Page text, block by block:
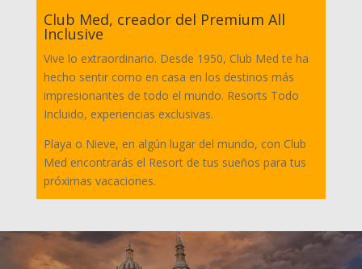
Club Med, creador del Premium All
Inclusive
Vive lo extraordinario. Desde 1950, Club Med te ha
hecho sentir como en casa en los destinos más
impresionantes de todo el mundo. Resorts Todo
Incluido, experiencias exclusivas.
Playa o Nieve, en algún lugar del mundo, con Club
Med encontrarás el Resort de tus sueños para tus
próximas vacaciones.